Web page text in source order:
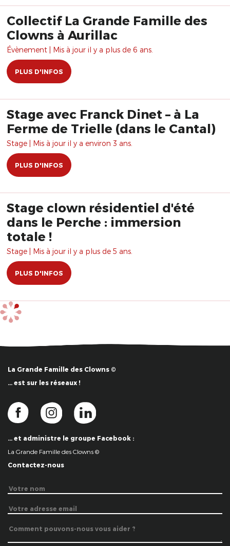
Collectif La Grande Famille des
Clowns à Aurillac
Évènement | Mis à jour il y a plus de 6 ans.
PLUS D'INFOS
Stage avec Franck Dinet – à La
Ferme de Trielle (dans le Cantal)
Stage | Mis à jour il y a environ 3 ans.
PLUS D'INFOS
Stage clown résidentiel d'été
dans le Perche : immersion
totale !
Stage | Mis à jour il y a plus de 5 ans.
PLUS D'INFOS
La Grande Famille des Clowns ©
… est sur les réseaux !
… et administre le groupe Facebook :
La Grande Famille des Clowns ©
Contactez-nous